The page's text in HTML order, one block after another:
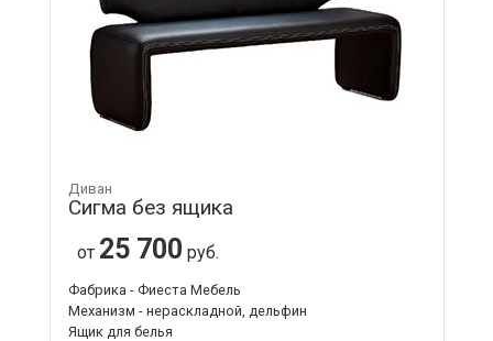
Диван
Сигма без ящика
от 25 700 руб.
Фабрика - Фиеста Мебель
Механизм - нераскладной, дельфин
Ящик для белья